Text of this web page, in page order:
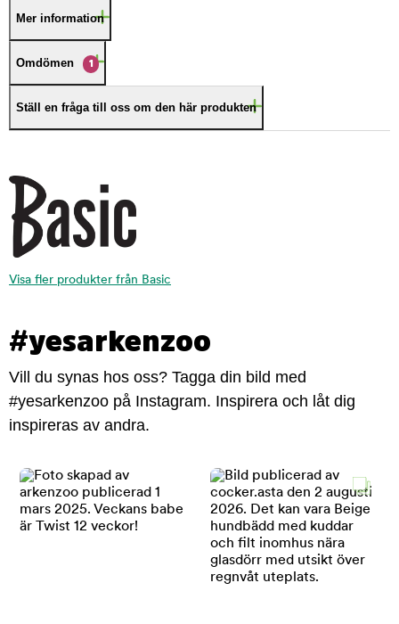
Mer information
Omdömen 1
Ställ en fråga till oss om den här produkten
Visa fler produkter från Basic
#yesarkenzoo
Vill du synas hos oss? Tagga din bild med
#yesarkenzoo på Instagram. Inspirera och låt dig
inspireras av andra.